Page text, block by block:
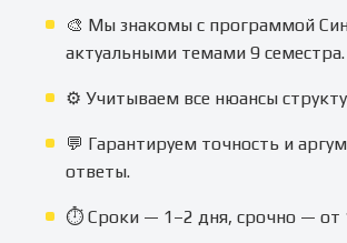
🎨 Мы знакомы с программой
актуальными темами 9 семестра.
⚙️ Учитываем все нюансы
💬 Гарантируем точность и
ответы.
⏱ Сроки — 1–2 дня, срочно — от